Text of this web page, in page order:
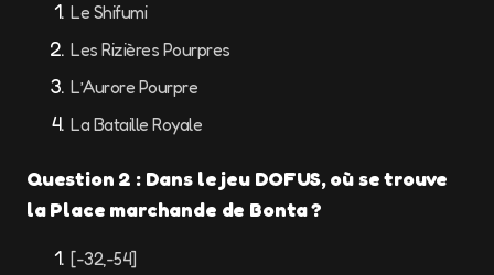
Le Shifumi
Les Rizières Pourpres
L’Aurore Pourpre
La Bataille Royale
Question 2 : Dans le jeu DOFUS, où se trouve
la Place marchande de Bonta ?
[-32,-54]